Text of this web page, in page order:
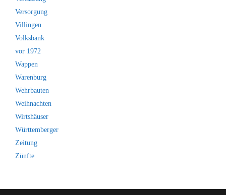
Versorgung
Villingen
Volksbank
vor 1972
Wappen
Warenburg
Wehrbauten
Weihnachten
Wirtshäuser
Württemberger
Zeitung
Zünfte